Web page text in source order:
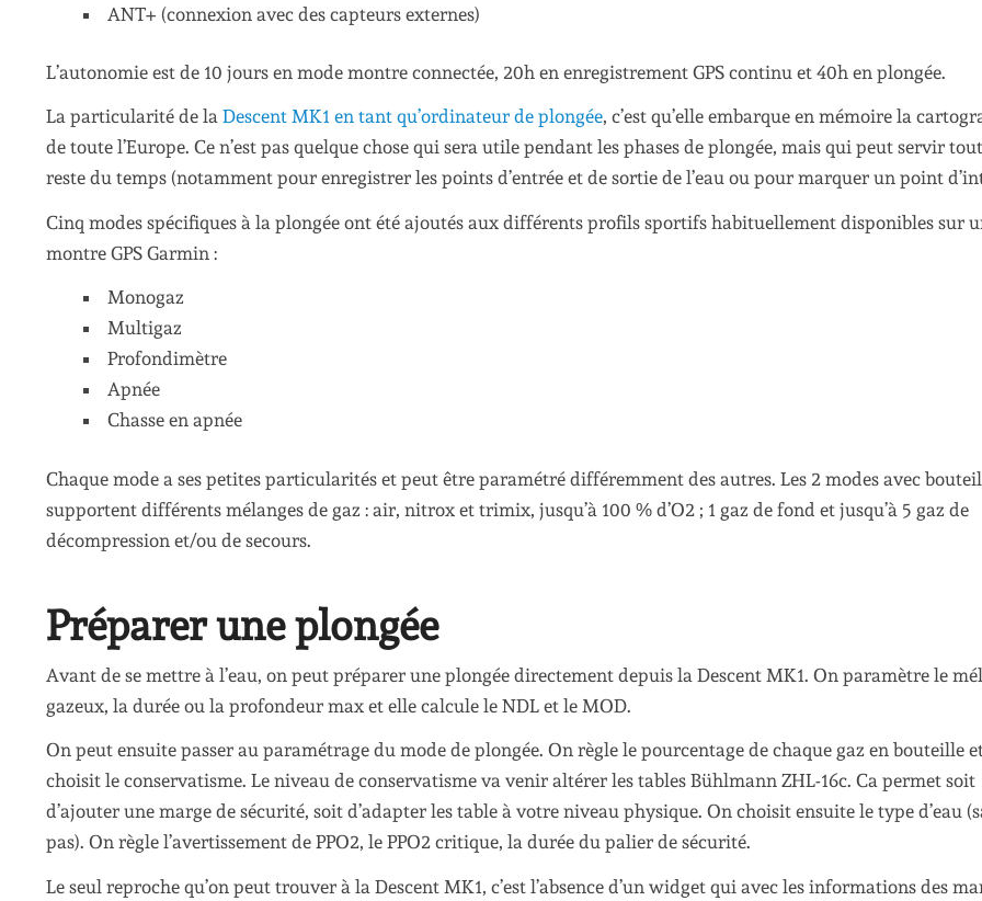
ANT+ (connexion avec des capteurs externes)
L’autonomie est de 10 jours en mode montre connectée, 20h en enregistrement GPS continu et 40h en plongée.
La particularité de la Descent MK1 en tant qu’ordinateur de plongée, c’est qu’elle embarque en mémoire la
de toute l’Europe. Ce n’est pas quelque chose qui sera utile pendant les phases de plongée, mais qui peut servir
reste du temps (notamment pour enregistrer les points d’entrée et de sortie de l’eau ou pour marquer un point
Cinq modes spécifiques à la plongée ont été ajoutés aux différents profils sportifs habituellement disponibles sur
montre GPS Garmin :
Monogaz
Multigaz
Profondimètre
Apnée
Chasse en apnée
Chaque mode a ses petites particularités et peut être paramétré différemment des autres. Les 2 modes avec
supportent différents mélanges de gaz : air, nitrox et trimix, jusqu’à 100 % d’O2 ; 1 gaz de fond et jusqu’à 5 gaz de
décompression et/ou de secours.
Préparer une plongée
Avant de se mettre à l’eau, on peut préparer une plongée directement depuis la Descent MK1. On paramètre le
gazeux, la durée ou la profondeur max et elle calcule le NDL et le MOD.
On peut ensuite passer au paramétrage du mode de plongée. On règle le pourcentage de chaque gaz en bouteille
choisit le conservatisme. Le niveau de conservatisme va venir altérer les tables Bühlmann ZHL-16c. Ca permet soit
d’ajouter une marge de sécurité, soit d’adapter les table à votre niveau physique. On choisit ensuite le type d’eau
pas). On règle l’avertissement de PPO2, le PPO2 critique, la durée du palier de sécurité.
Le seul reproche qu’on peut trouver à la Descent MK1, c’est l’absence d’un widget qui avec les informations des